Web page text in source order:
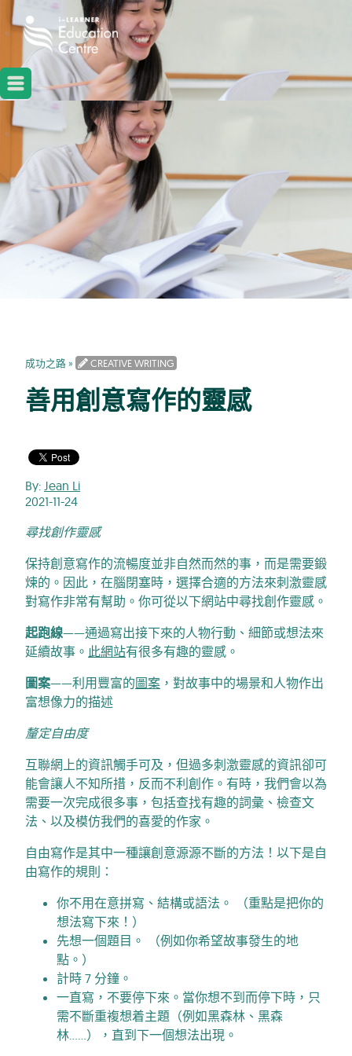
成功之路» CREATIVE WRITING
善用創意寫作的靈感
By: Jean Li
2021-11-24
尋找創作靈感
保持創意寫作的流暢度並非自然而然的事，而是需要鍛
煉的。因此，在腦閉塞時，選擇合適的方法來刺激靈感
對寫作非常有幫助。你可從以下網站中尋找創作靈感。
起跑線——通過寫出接下來的人物行動、細節或想法來
延續故事。 此網站有很多有趣的靈感。
圖案——利用豐富的圖案 ，對故事中的場景和人物作出
富想像力的描述
釐定自由度
互聯網上的資訊觸手可及，但過多刺激靈感的資訊卻可
能會讓人不知所措，反而不利創作。有時，我們會以為
需要一次完成很多事，包括查找有趣的詞彙、檢查文
法、以及模仿我們的喜愛的作家。
自由寫作是其中一種讓創意源源不斷的方法！以下是自
由寫作的規則：
你不用在意拼寫、結構或語法。 （重點是把你的
想法寫下來！）
先想一個題目。 （例如你希望故事發生的地
點。）
計時 7 分鐘。
一直寫，不要停下來。當你想不到而停下時，只
需不斷重複想着主題（例如黑森林、黑森
林……），直到下一個想法出現。